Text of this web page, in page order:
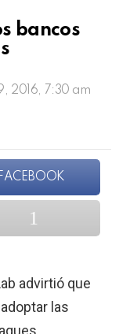
bancos
2016, 7:30 am
FACEBOOK
advirtió que
las